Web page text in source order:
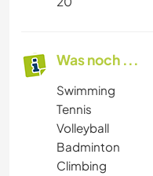
Was noch ...
Swimming
Tennis
Volleyball
Badminton
Climbing